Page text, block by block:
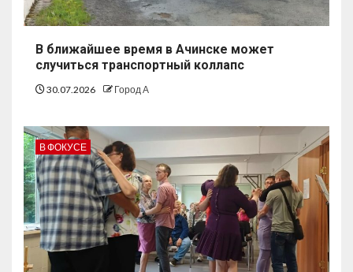
В ближайшее время в Ачинске может
случиться транспортный коллапс
30.07.2026 Город А
В ФОКУСЕ